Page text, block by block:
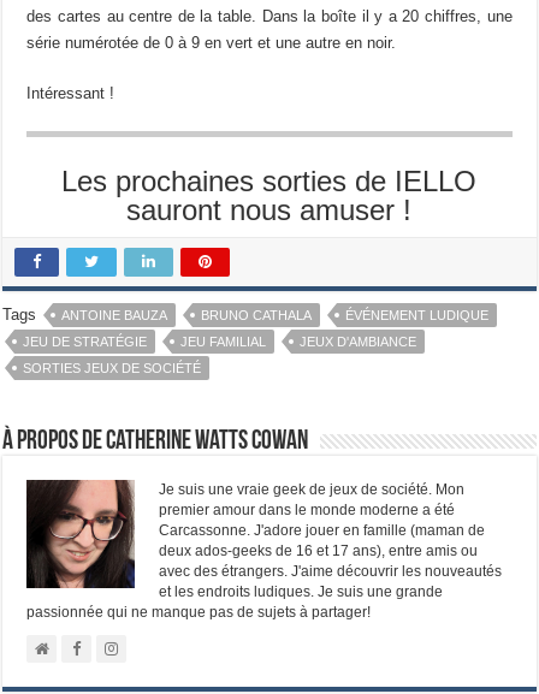
des cartes au centre de la table. Dans la boîte il y a 20 chiffres, une
série numérotée de 0 à 9 en vert et une autre en noir.
Intéressant !
Les prochaines sorties de IELLO
sauront nous amuser !
Tags ANTOINE BAUZA BRUNO CATHALA
ÉVÉNEMENT LUDIQUE
JEU DE STRATÉGIE
JEU FAMILIAL
JEUX D'AMBIANCE
SORTIES JEUX DE SOCIÉTÉ
À propos de Catherine Watts Cowan
Je suis une vraie geek de jeux de société. Mon
premier amour dans le monde moderne a été
Carcassonne. J'adore jouer en famille (maman de
deux ados-geeks de 16 et 17 ans), entre amis ou
avec des étrangers. J'aime découvrir les nouveautés
et les endroits ludiques. Je suis une grande
passionnée qui ne manque pas de sujets à partager!